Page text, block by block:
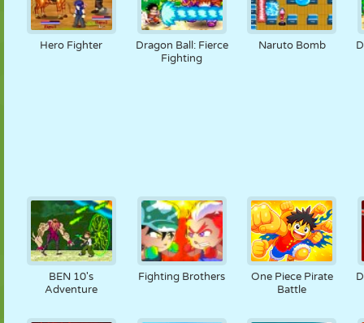
Hero Fighter
Dragon Ball: Fierce
Fighting
Naruto Bomb
BEN 10's
Adventure
Fighting Brothers
One Piece Pirate
Battle